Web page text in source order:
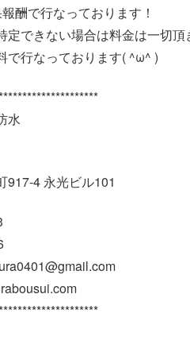
酬で行なっております！
定できない場合は料金は一切頂
で行なっております( ^ω^ )
水
917-4 永光ビル101